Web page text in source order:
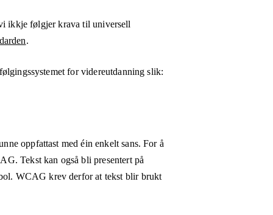
ikkje følgjer krava til universell
.
for videreutdanningslik:
oppfattast med éin enkelt sans. For å
Tekst kan også bli presentert på
WCAG krev derfor at tekst blir brukt